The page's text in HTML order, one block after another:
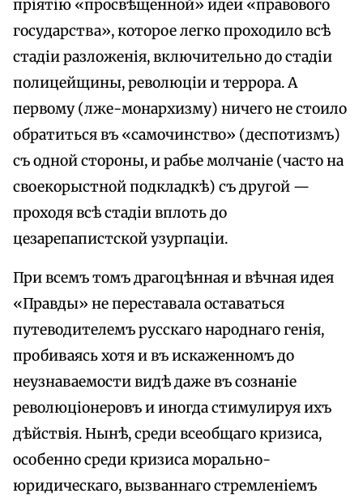
пріятію «просвѣщенной» идеи «правового
государства», которое легко проходило всѣ
стадіи разложенія, включительно до стадіи
полицейщины, революціи и террора. А
первому (лже-монархизму) ничего не стоило
обратиться въ «самочинство» (деспотизмъ)
съ одной стороны, и рабье молчаніе (часто на
своекорыстной подкладкѣ) съ другой —
проходя всѣ стадіи вплоть до
цезарепапистской узурпаціи.
При всемъ томъ драгоцѣнная и вѣчная идея
«Правды» не переставала оставаться
путеводителемъ русскаго народнаго генія,
пробиваясь хотя и въ искаженномъ до
неузнаваемости видѣ даже въ сознаніе
революціонеровъ и иногда стимулируя ихъ
дѣйствія. Нынѣ, среди всеобщаго кризиса,
особенно среди кризиса морально-
юридическаго, вызваннаго стремленіемъ